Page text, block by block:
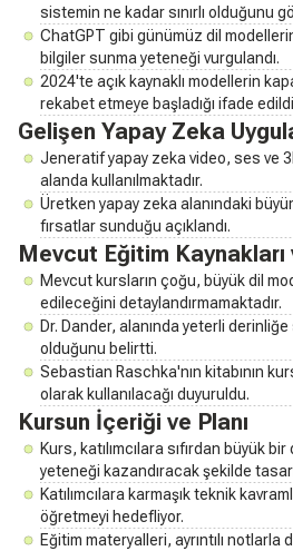
sistemin ne kadar sınırlı olduğunu
ChatGPT gibi günümüz dil
bilgiler sunma yeteneği vurgulandı.
2024'te açık kaynaklı modellerin
rekabet etmeye başladığı ifade
Gelişen Yapay Zeka
Jeneratif yapay zeka video, ses ve
alanda kullanılmaktadır.
Üretken yapay zeka alanındaki
fırsatlar sunduğu açıklandı.
Mevcut Eğitim
Mevcut kursların çoğu, büyük dil
edileceğini detaylandırmamaktadır.
Dr. Dander, alanında yeterli
olduğunu belirtti.
Sebastian Raschka'nın kitabının
olarak kullanılacağı duyuruldu.
Kursun İçeriği ve Planı
Kurs, katılımcılara sıfırdan büyük
yeteneği kazandıracak şekilde
Katılımcılara karmaşık teknik
öğretmeyi hedefliyor.
Eğitim materyalleri, ayrıntılı